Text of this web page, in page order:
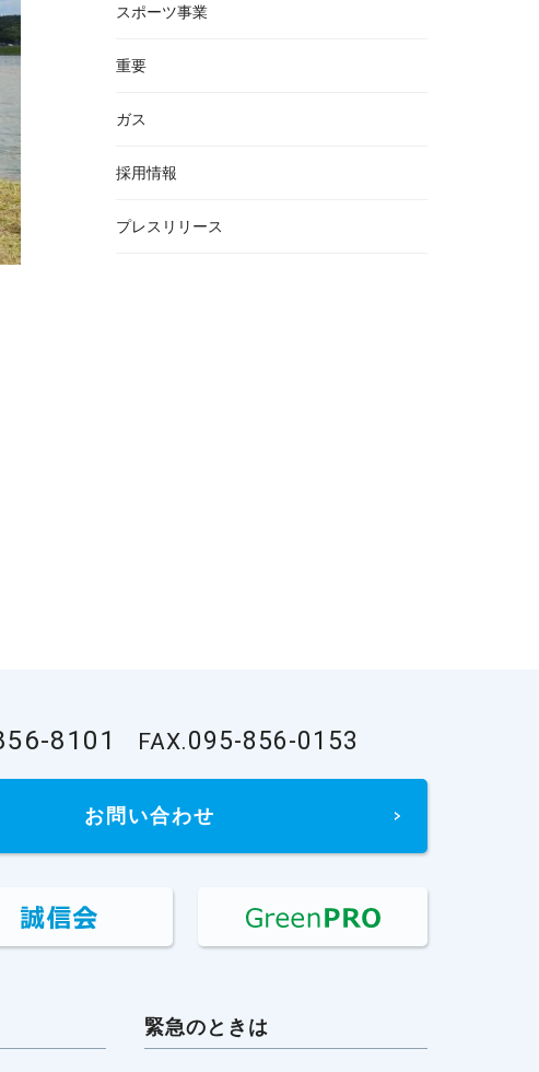
スポーツ事業
重要
ガス
採用情報
プレスリリース
8101 FAX.095-856-0153
お問い合わせ
緊急のときは